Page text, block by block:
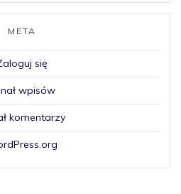
META
się
wpisów
komentarzy